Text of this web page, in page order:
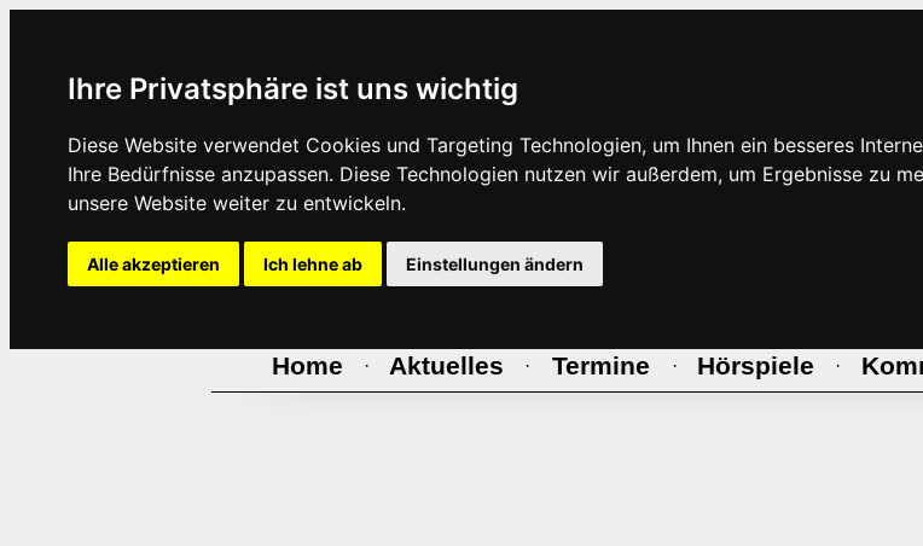
Ihre Privatsphäre ist uns wichtig
Diese Website verwendet Cookies und Targeting Technologien, um Ihnen ein besseres
Ihre Bedürfnisse anzupassen. Diese Technologien nutzen wir außerdem, um Ergebnisse zu
unsere Website weiter zu entwickeln.
Alle akzeptieren Ich lehne ab Einstellungen ändern
Home · Aktuelles · Termine · Hörspiele ·